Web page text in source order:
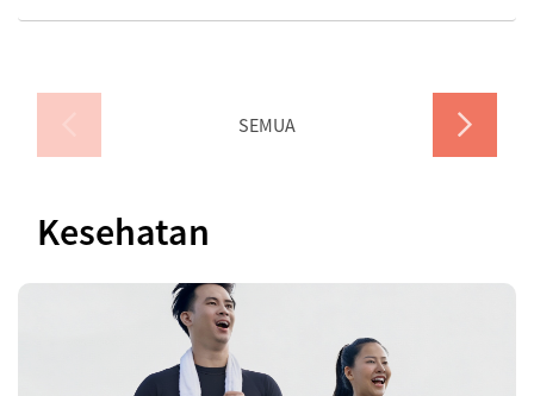
SEMUA
Kesehatan